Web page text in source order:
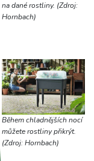
na dané rostliny. (Zdroj:
Hornbach)
Během chladnějších nocí
můžete rostliny přikrýt.
(Zdroj: Hornbach)